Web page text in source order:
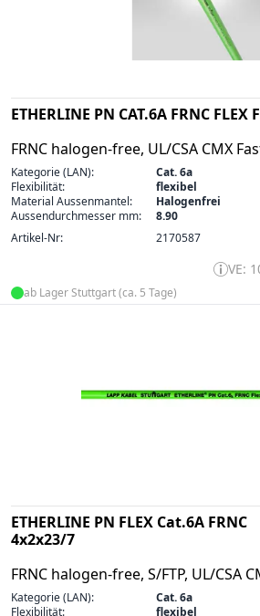
ETHERLINE PN CAT.6A FRNC FLEX
FRNC halogen-free, UL/CSA CMX
Kategorie (LAN):
Cat. 6a
Flexibilität:
flexibel
Material Aussenmantel:
Halogenfrei
Aussendurchmesser mm:
8.90
Artikel-Nr:
2170587
VE:
ab Lager Stuttgart (ca. 5 Tage)
ETHERLINE PN FLEX Cat.6A FRNC
4x2x23/7
FRNC halogen-free, S/FTP, UL/CSA
Kategorie (LAN):
Cat. 6a
Flexibilität:
flexibel